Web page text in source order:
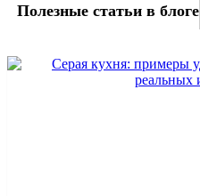
Полезные статьи в блоге